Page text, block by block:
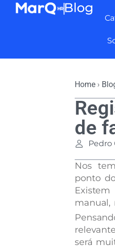
Home ›
de
Pedro
Nos
ponto
manual,
será